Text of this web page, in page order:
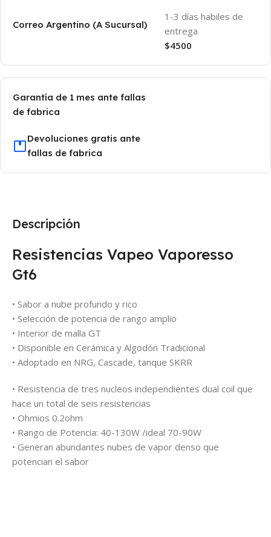
Correo Argentino (A Sucursal)
1-3 días habiles de
entrega
$4500
Garantía de 1 mes ante fallas
de fabrica
Devoluciones gratis ante
fallas de fabrica
Descripción
Resistencias Vapeo Vaporesso
Gt6
• Sabor a nube profundo y rico
• Selección de potencia de rango amplio
• Interior de malla GT
• Disponible en Cerámica y Algodón Tradicional
• Adoptado en NRG, Cascade, tanque SKRR
• Resistencia de tres nucleos independientes dual coil que
hace un total de seis resistencias
• Ohmios 0.2ohm
• Rango de Potencia: 40-130W /ideal 70-90W
• Generan abundantes nubes de vapor denso que
potencian el sabor